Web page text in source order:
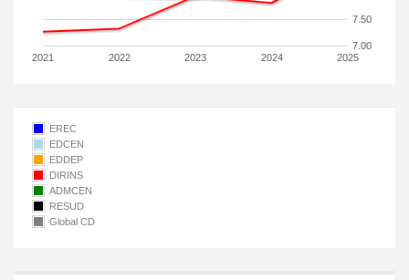
2021 2022 2023 2024 2025
7.00
7.50
EREC
EDCEN
EDDEP
DIRINS
ADMCEN
RESUD
Global CD